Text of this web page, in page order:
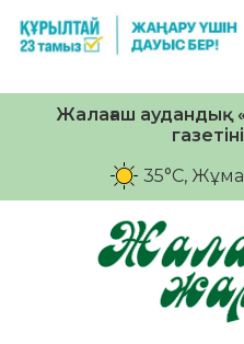
Жалағаш аудандық
35°C,